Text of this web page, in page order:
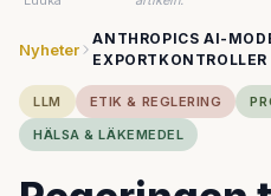
Nyheter
ANTHROPICS AI-
EXPORTKONTROLLER
LLM ETIK & REGLERING
HÄLSA & LÄKEMEDEL